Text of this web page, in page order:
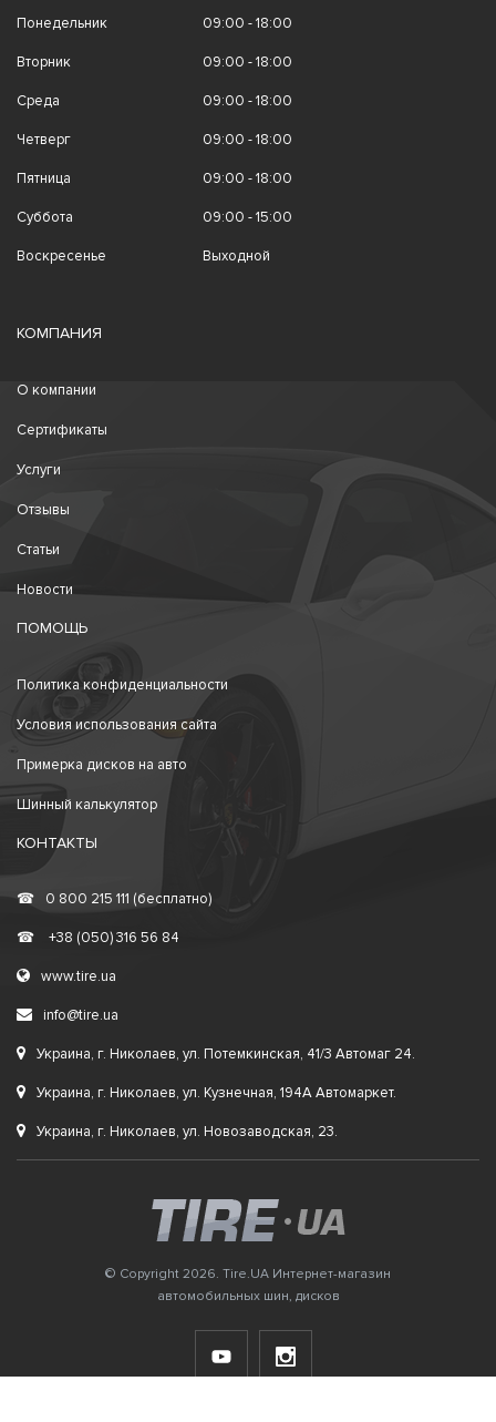
Понедельник 09:00 - 18:00
Вторник 09:00 - 18:00
Среда 09:00 - 18:00
Четверг 09:00 - 18:00
Пятница 09:00 - 18:00
Суббота 09:00 - 15:00
Воскресенье Выходной
КОМПАНИЯ
О компании
Сертификаты
Услуги
Отзывы
Статьи
Новости
ПОМОЩЬ
Политика конфиденциальности
Условия использования сайта
Примерка дисков на авто
Шинный калькулятор
КОНТАКТЫ
☎ 0 800 215 111 (бесплатно)
☎ +38 (050) 316 56 84
www.tire.ua
info@tire.ua
Украина, г. Николаев, ул. Потемкинская, 41/3 Автомаг 24.
Украина, г. Николаев, ул. Кузнечная, 194А Автомаркет.
Украина, г. Николаев, ул. Новозаводская, 23.
© Copyright 2026. Tire.UA Интернет-магазин
автомобильных шин, дисков